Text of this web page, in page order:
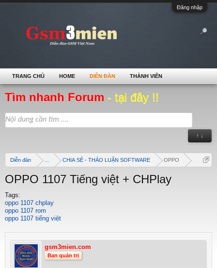
Đăng nhập
Tìm nhanh Forum - tại đây !!
↑ ↓
Diễn đàn CHIA SẺ - THẢO LUẬN SOFTWARE OPPO
OPPO 1107 Tiếng việt + CHPlay
Tags:
oppo 1107 chplay
oppo 1107 rom
oppo 1107 tiếng việt
gsm3mien.com
Ban quản trị
TRANG CHỦ HOME DIỄN ĐÀN THÀNH VIÊN